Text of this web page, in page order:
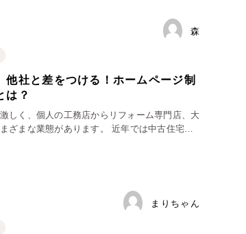
森
他社と差をつける！ホームページ制
は？
しく、個人の工務店からリフォーム専門店、大
ざまな業態があります。 近年では中古住宅の
まりちゃん